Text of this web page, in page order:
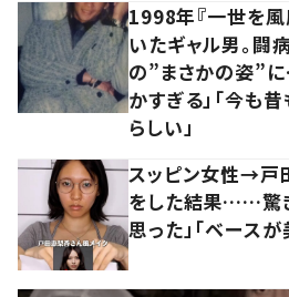
1998年『一世を風
いたギャル男。闘
の”まさかの姿”に…
かすぎる」「今も
らしい」
スッピン女性→戸
をした結果……驚
思った」「ベースが